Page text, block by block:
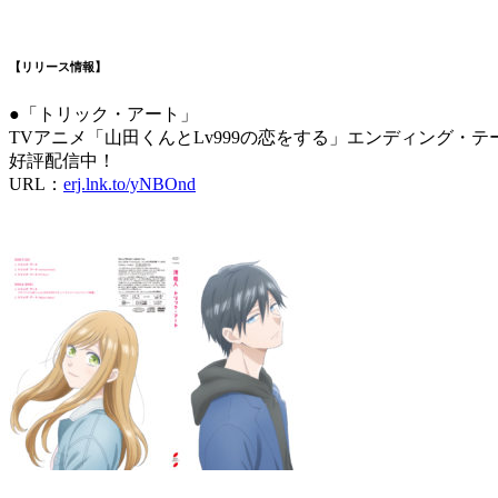
【リリース情報】
●「トリック・アート」
TVアニメ「山田くんとLv999の恋をする」エンディング・テ
好評配信中！
URL： erj.lnk.to/yNBOnd